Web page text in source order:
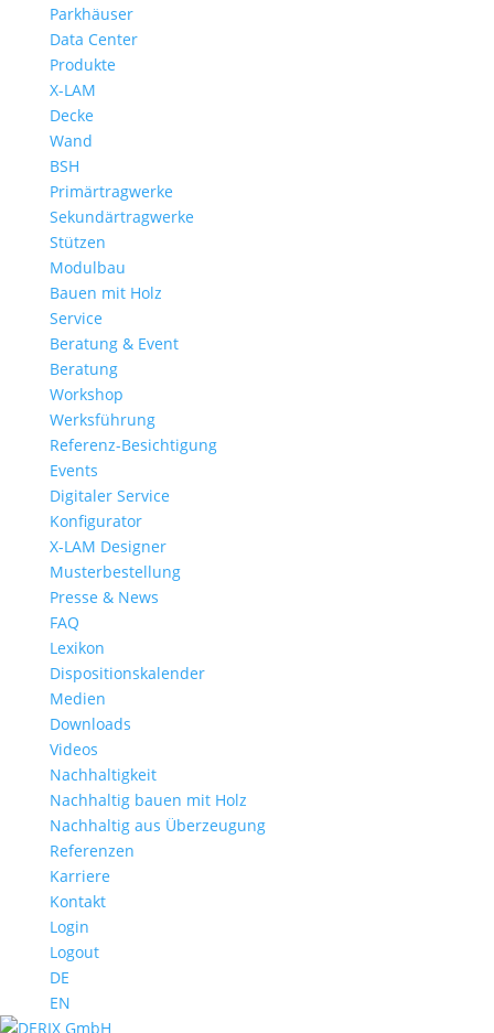
Parkhäuser
Data Center
Produkte
X-LAM
Decke
Wand
BSH
Primärtragwerke
Sekundärtragwerke
Stützen
Modulbau
Bauen mit Holz
Service
Beratung & Event
Beratung
Workshop
Werksführung
Referenz-Besichtigung
Events
Digitaler Service
Konfigurator
X-LAM Designer
Musterbestellung
Presse & News
FAQ
Lexikon
Dispositionskalender
Medien
Downloads
Videos
Nachhaltigkeit
Nachhaltig bauen mit Holz
Nachhaltig aus Überzeugung
Referenzen
Karriere
Kontakt
Login
Logout
DE
EN